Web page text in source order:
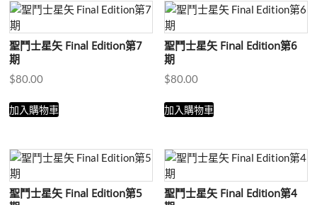
聖鬥士星矢 Final Edition第7
期
$80.00
加入購物車
聖鬥士星矢 Final Edition第6
期
$80.00
加入購物車
聖鬥士星矢 Final Edition第5
聖鬥士星矢 Final Edition第4